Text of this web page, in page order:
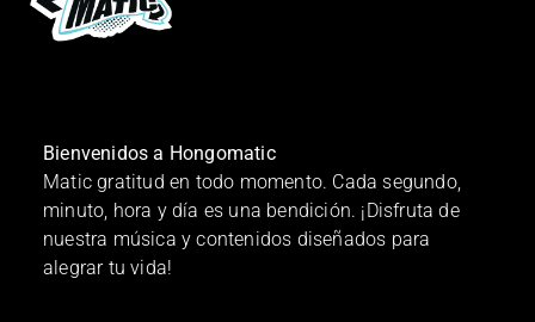
Bienvenidos a Hongomatic
Matic gratitud en todo momento. Cada segundo,
minuto, hora y día es una bendición. ¡Disfruta de
nuestra música y contenidos diseñados para
alegrar tu vida!